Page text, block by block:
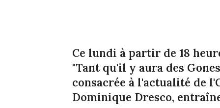
Ce lundi à partir de 18
"Tant qu'il y aura des
consacrée à l'actualité de
Dominique Dresco,